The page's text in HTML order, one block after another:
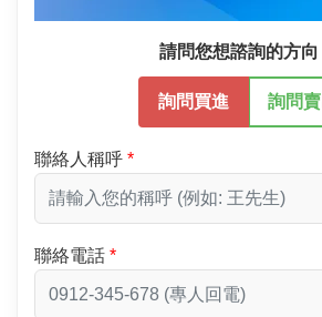
請問您想諮詢的方向
詢問買進 詢問
聯絡人稱呼
聯絡電話